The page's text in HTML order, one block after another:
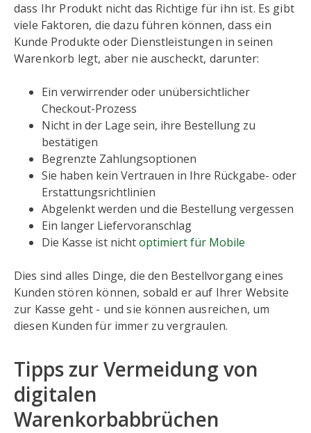
dass Ihr Produkt nicht das Richtige für ihn ist. Es gibt
viele Faktoren, die dazu führen können, dass ein
Kunde Produkte oder Dienstleistungen in seinen
Warenkorb legt, aber nie auscheckt, darunter:
Ein verwirrender oder unübersichtlicher
Checkout-Prozess
Nicht in der Lage sein, ihre Bestellung zu
bestätigen
Begrenzte Zahlungsoptionen
Sie haben kein Vertrauen in Ihre Rückgabe- oder
Erstattungsrichtlinien
Abgelenkt werden und die Bestellung vergessen
Ein langer Liefervoranschlag
Die Kasse ist nichtoptimiert für Mobile
Dies sind alles Dinge, die den Bestellvorgang eines
Kunden stören können, sobald er auf Ihrer Website
zur Kasse geht - und sie können ausreichen, um
diesen Kunden für immer zu vergraulen.
Tipps zur Vermeidung von
digitalen
Warenkorbabbrüchen